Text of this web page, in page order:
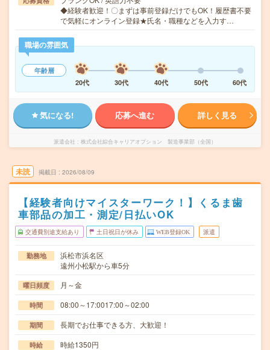
◆経験者歓迎！〇まずは事前登録だけでもOK！履歴書不要
で気軽にオンライン登録★氏名・職種などを入力す…
職場の雰囲気
年齢層
20代
30代 40代 50代 60代
気になる! 応募へ進む 詳しく見る
派遣会社 株式会社綜合キャリアオプション 製造事業部（全国）
未読 掲載日 2026/08/09
【経験者向けマイスターワーク！】くるま歯
車部品の加工・測定/日払いOK
交通費別途支給あり 土日祝日が休み WEB登録OK 派遣
勤務地
浜松市浜名区
遠州小松駅から車5分
曜日頻度 月～金
時間 08:00～17:0017:00～02:00
期間 長期でお仕事できる方、大歓迎！
時給 時給1350円